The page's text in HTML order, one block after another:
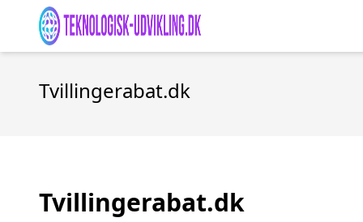
Tvillingerabat.dk
Tvillingerabat.dk